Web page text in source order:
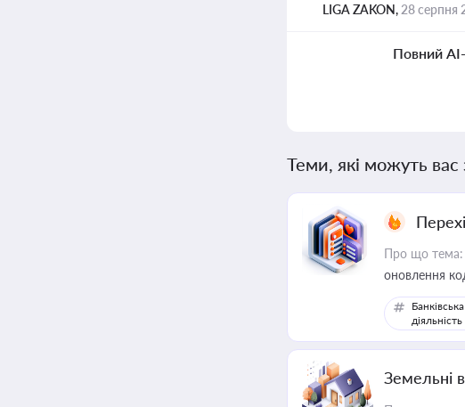
LIGA ZAKON, 28 серпня
Повний AI-
Теми, які можуть вас
Про що тема:
оновлення
Банківська
діяльність
Земельні